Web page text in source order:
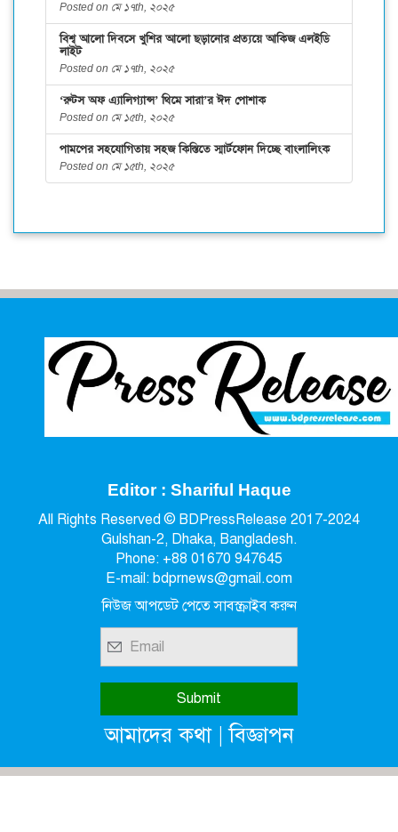
Posted on মে ১৭th, ২০২৫
বিশ্ব আলো দিবসে খুশির আলো ছড়ানোর প্রত্যয়ে আকিজ এলইডি
লাইট
Posted on মে ১৭th, ২০২৫
‘রুটস অফ এ্যালিগ্যান্স’ থিমে সারা’র ঈদ পোশাক
Posted on মে ১৫th, ২০২৫
পামপের সহযোগিতায় সহজ কিস্তিতে স্মার্টফোন দিচ্ছে বাংলালিংক
Posted on মে ১৫th, ২০২৫
Editor : Shariful Haque
All Rights Reserved © BDPressRelease 2017-2024
Gulshan-2, Dhaka, Bangladesh.
Phone: +88 01670 947645
E-mail: bdprnews@gmail.com
নিউজ আপডেট পেতে সাবস্ক্রাইব করুন
আমাদের কথা|বিজ্ঞাপন